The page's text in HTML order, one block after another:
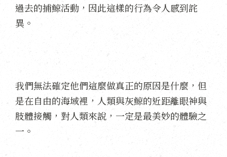
過去的捕鯨活動，因此這樣的行為令人感到詫
異。
我們無法確定他們這麼做真正的原因是什麼，但
是在自由的海域裡，人類與灰鯨的近距離眼神與
肢體接觸，對人類來說，一定是最美妙的體驗之
一。